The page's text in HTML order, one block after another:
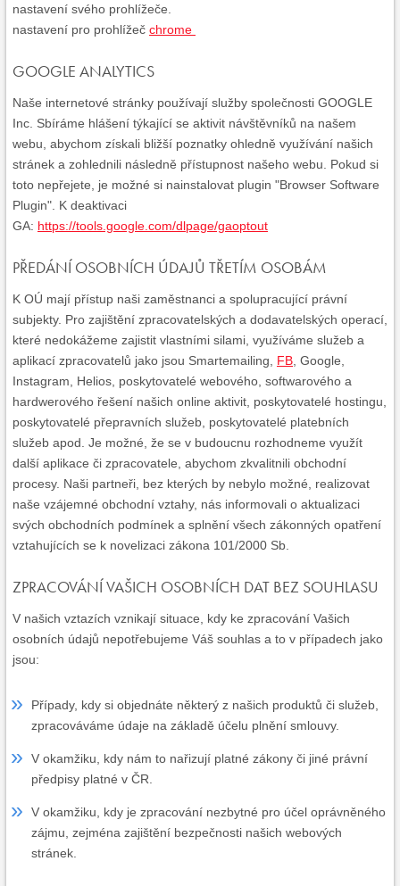
nastavení svého prohlížeče.
nastavení pro prohlížeč chrome
GOOGLE ANALYTICS
Naše internetové stránky používají služby společnosti GOOGLE
Inc. Sbíráme hlášení týkající se aktivit návštěvníků na našem
webu, abychom získali bližší poznatky ohledně využívání našich
stránek a zohlednili následně přístupnost našeho webu. Pokud si
toto nepřejete, je možné si nainstalovat plugin "Browser Software
Plugin". K deaktivaci
GA: https://tools.google.com/dlpage/gaoptout
PŘEDÁNÍ OSOBNÍCH ÚDAJŮ TŘETÍM OSOBÁM
K OÚ mají přístup naši zaměstnanci a spolupracující právní
subjekty. Pro zajištění zpracovatelských a dodavatelských operací,
které nedokážeme zajistit vlastními silami, využíváme služeb a
aplikací zpracovatelů jako jsou Smartemailing, FB , Google,
Instagram, Helios, poskytovatelé webového, softwarového a
hardwerového řešení našich online aktivit, poskytovatelé hostingu,
poskytovatelé přepravních služeb, poskytovatelé platebních
služeb apod. Je možné, že se v budoucnu rozhodneme využít
další aplikace či zpracovatele, abychom zkvalitnili obchodní
procesy. Naši partneři, bez kterých by nebylo možné, realizovat
naše vzájemné obchodní vztahy, nás informovali o aktualizaci
svých obchodních podmínek a splnění všech zákonných opatření
vztahujících se k novelizaci zákona 101/2000 Sb.
ZPRACOVÁNÍ VAŠICH OSOBNÍCH DAT BEZ SOUHLASU
V našich vztazích vznikají situace, kdy ke zpracování Vašich
osobních údajů nepotřebujeme Váš souhlas a to v případech jako
jsou:
Případy, kdy si objednáte některý z našich produktů či služeb,
zpracováváme údaje na základě účelu plnění smlouvy.
V okamžiku, kdy nám to nařizují platné zákony či jiné právní
předpisy platné v ČR.
V okamžiku, kdy je zpracování nezbytné pro účel oprávněného
zájmu, zejména zajištění bezpečnosti našich webových
stránek.